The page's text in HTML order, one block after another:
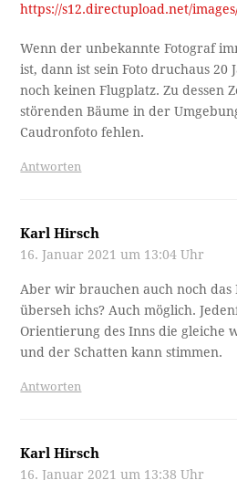
https://s12.directupload.net/
Wenn der unbekannte Fotograf
ist, dann ist sein Foto druchaus 20
noch keinen Flugplatz. Zu dessen
störenden Bäume in der
Caudronfoto fehlen.
Antworten
Karl Hirsch
16. Januar 2021 um 13:04 Uhr
Aber wir brauchen auch noch das
überseh ichs? Auch möglich.
Orientierung des Inns die gleiche
und der Schatten kann stimmen.
Antworten
Karl Hirsch
16. Januar 2021 um 13:38 Uhr